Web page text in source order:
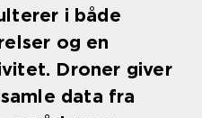
i både
og en
Droner giver
data fra